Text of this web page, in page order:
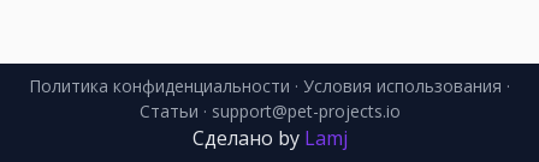
Политика конфиденциальности · Условия использования ·
Статьи · support@pet-projects.io
Сделано by Lamj